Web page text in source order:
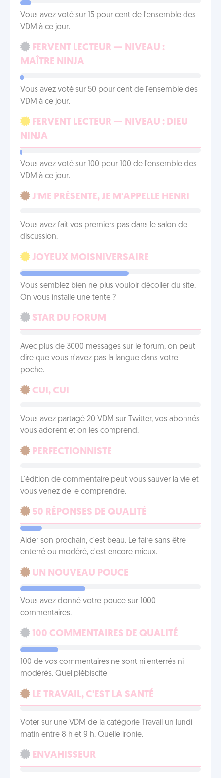
Vous avez voté sur 15 pour cent de l'ensemble des
VDM à ce jour.
FERVENT LECTEUR — NIVEAU :
MAÎTRE NINJA
Vous avez voté sur 50 pour cent de l'ensemble des
VDM à ce jour.
FERVENT LECTEUR — NIVEAU : DIEU
NINJA
Vous avez voté sur 100 pour 100 de l'ensemble des
VDM à ce jour.
J'ME PRÉSENTE, JE M'APPELLE HENRI
Vous avez fait vos premiers pas dans le salon de
discussion.
JOYEUX MOISNIVERSAIRE
Vous semblez bien ne plus vouloir décoller du site.
On vous installe une tente ?
STAR DU FORUM
Avec plus de 3000 messages sur le forum, on peut
dire que vous n'avez pas la langue dans votre
poche.
CUI, CUI
Vous avez partagé 20 VDM sur Twitter, vos abonnés
vous adorent et on les comprend.
PERFECTIONNISTE
L'édition de commentaire peut vous sauver la vie et
vous venez de le comprendre.
50 RÉPONSES DE QUALITÉ
Aider son prochain, c'est beau. Le faire sans être
enterré ou modéré, c'est encore mieux.
UN NOUVEAU POUCE
Vous avez donné votre pouce sur 1000
commentaires.
100 COMMENTAIRES DE QUALITÉ
100 de vos commentaires ne sont ni enterrés ni
modérés. Quel plébiscite !
LE TRAVAIL, C'EST LA SANTÉ
Voter sur une VDM de la catégorie Travail un lundi
matin entre 8 h et 9 h. Quelle ironie.
ENVAHISSEUR